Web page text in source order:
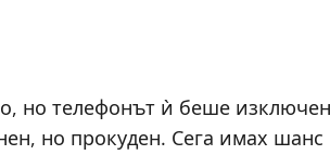
но телефонът ѝ беше
но прокуден. Сега имах шанс